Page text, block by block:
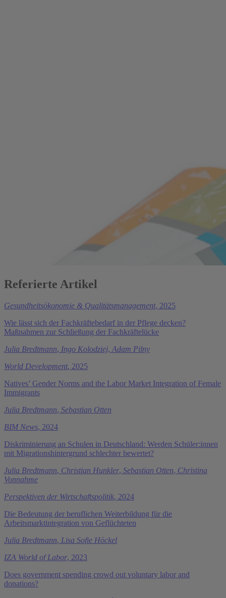
Referierte Artikel
Gesundheitsökonomie & Qualitätsmanagement, 2025
Wie lässt sich der Fachkräftebedarf in der Pflege decken?
Maßnahmen zur Schließung der Fachkräftelücke
Julia Bredtmann, Ingo Kolodziej, Adam Pilny
World Development, 2025
Natives’ Gender Norms and the Labor Market Integration of Female
Immigrants
Julia Bredtmann, Sebastian Otten
BIM News, 2024
Diskriminierung an Schulen in Deutschland: Werden Schüler:innen
mit Migrationshintergrund schlechter bewertet?
Julia Bredtmann, Christian Hunkler, Sebastian Otten, Christina
Vonnahme
Perspektiven der Wirtschaftspolitik, 2024
Die Bedeutung der beruflichen Weiterbildung für die
Arbeitsmarktintegration von Geflüchteten
Julia Bredtmann, Lisa Sofie Höckel
IZA World of Labor, 2023
Does government spending crowd out voluntary labor and
donations?